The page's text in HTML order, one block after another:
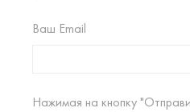
Ваш Email
Нажимая на кнопку